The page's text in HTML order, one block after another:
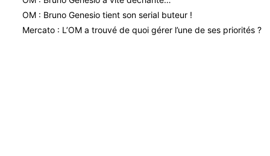
OM : Bruno Genesio tient son serial buteur !
Mercato : L’OM a trouvé de quoi gérer l’une de ses priorités ?